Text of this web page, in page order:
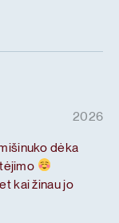
2026
dėka
kai žinau jo